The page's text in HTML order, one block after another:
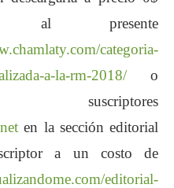
al presente
categoria-
a-la-rm-2018/o
en la sección editorial
a un costo de
editorial-